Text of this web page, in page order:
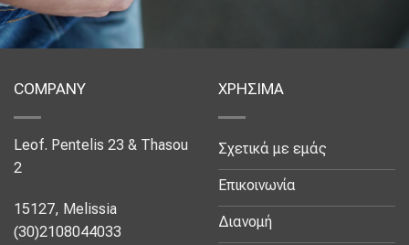
COMPANY
Leof. Pentelis 23 & Thasou
2
15127, Melissia
(30)2108044033
ΧΡΗΣΙΜΑ
Σχετικά με εμάς
Επικοινωνία
Διανομή